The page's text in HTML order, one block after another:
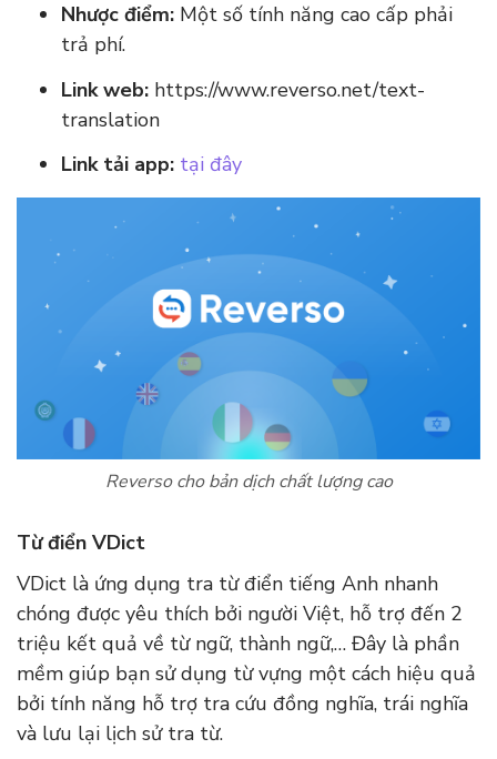
Nhược điểm: Một số tính năng cao cấp phải
trả phí.
Link web: https://www.reverso.net/text-
translation
Link tải app: tại đây
Reverso cho bản dịch chất lượng cao
Từ điển VDict
VDict là ứng dụng tra từ điển tiếng Anh nhanh
chóng được yêu thích bởi người Việt, hỗ trợ đến 2
triệu kết quả về từ ngữ, thành ngữ,… Đây là phần
mềm giúp bạn sử dụng từ vựng một cách hiệu quả
bởi tính năng hỗ trợ tra cứu đồng nghĩa, trái nghĩa
và lưu lại lịch sử tra từ.